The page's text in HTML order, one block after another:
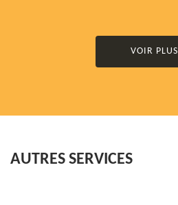
VOIR PLUS
AUTRES SERVICES